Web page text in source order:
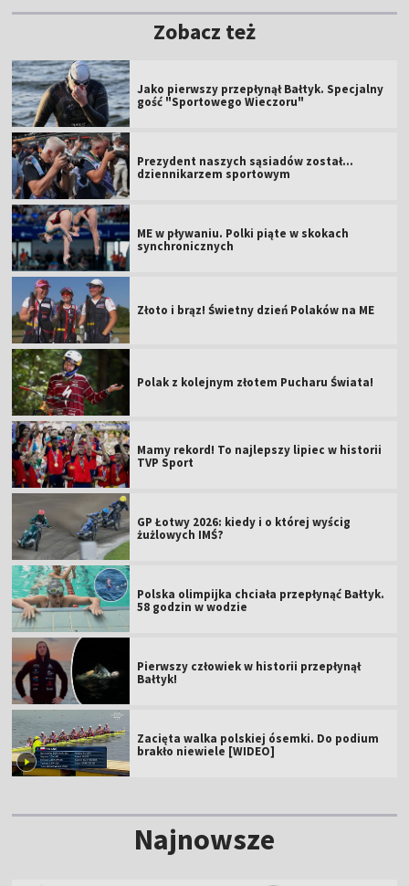
Zobacz też
Jako pierwszy przepłynął Bałtyk. Specjalny
gość "Sportowego Wieczoru"
Prezydent naszych sąsiadów został...
dziennikarzem sportowym
ME w pływaniu. Polki piąte w skokach
synchronicznych
Złoto i brąz! Świetny dzień Polaków na ME
Polak z kolejnym złotem Pucharu Świata!
Mamy rekord! To najlepszy lipiec w historii
TVP Sport
GP Łotwy 2026: kiedy i o której wyścig
żużlowych IMŚ?
Polska olimpijka chciała przepłynąć Bałtyk.
58 godzin w wodzie
Pierwszy człowiek w historii przepłynął
Bałtyk!
Zacięta walka polskiej ósemki. Do podium
brakło niewiele [WIDEO]
Najnowsze